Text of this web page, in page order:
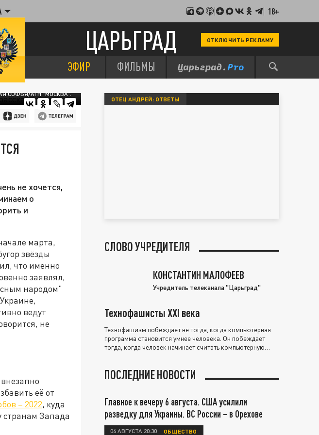
18+
ЦАРЬГРАД ОТКЛЮЧИТЬ РЕКЛАМУ
ЭФИР ФИЛЬМЫ
СОФЬЯ/АГН "МОСКВА".
не хочется,
о
и
марта,
звёзды
что именно
заявлял,
народом"
ведут
не
её от
– 2022, куда
странам Запада
ОТЕЦ АНДРЕЙ: ОТВЕТЫ
СЛОВО УЧРЕДИТЕЛЯ
КОНСТАНТИН МАЛОФЕЕВ
Учредитель телеканала "Царьград"
Технофашисты XXI века
Технофашизм побеждает не тогда, когда компьютерная
программа становится умнее человека. Он побеждает
тогда, когда человек начинает считать компьютерную
ПОСЛЕДНИЕ НОВОСТИ
Главное к вечеру 6 августа. США усилили
разведку для Украины. ВС России – в Орехове
06 АВГУСТА 20:30 ОБЩЕСТВО